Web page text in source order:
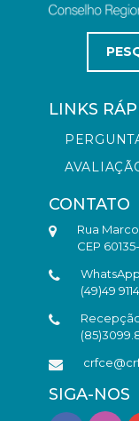
LINKS
CONTATO
Rua
CEP
WhatsApp
(49)49
SIGA-NOS